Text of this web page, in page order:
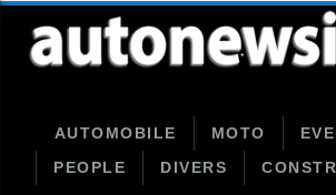
AUTOMOBILE MOTO
PEOPLE
DIVERS